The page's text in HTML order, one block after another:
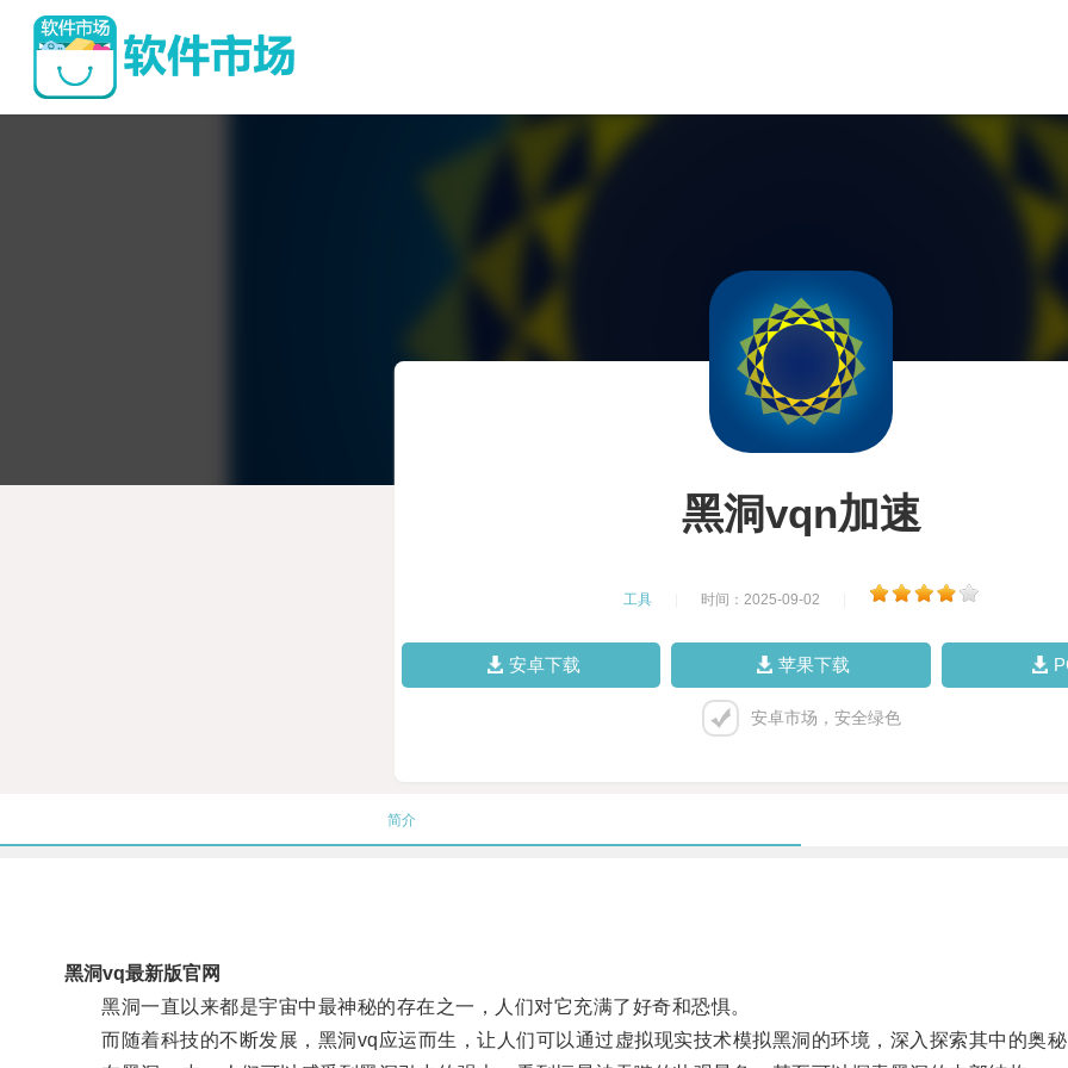
黑洞vqn加速
工具 时间：2025-09-02
安卓下载 苹果下载
安卓市场，安全绿色
简介
黑洞vq最新版官网
黑洞一直以来都是宇宙中最神秘的存在之一，人们对它充满了好奇和恐惧。
而随着科技的不断发展，黑洞vq应运而生，让人们可以通过虚拟现实技术模拟黑洞的环境，深入探索其中的奥秘